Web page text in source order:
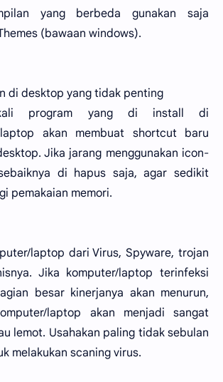
yang berbeda gunakan saja
(bawaan windows).
di desktop yang tidak penting
program yang di install di
laptop akan membuat shortcut baru
Jika jarang menggunakan icon-
di hapus saja, agar sedikit
pemakaian memori.
laptop dari Virus, Spyware, trojan
Jika komputer/laptop terinfeksi
besar kinerjanya akan menurun,
laptop akan menjadi sangat
lemot. Usahakan paling tidak sebulan
melakukan scaning virus.